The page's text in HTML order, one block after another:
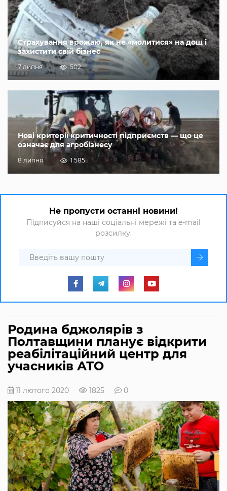
Страхування врожаю, як не «молитися» на дощ і
захистити свій бізнес
7 липня 502
Нові критерії критичності підприємств — що це
означає для агробізнесу
8 липня 1 585
Не пропусти останні новини!
Підписуйся на наші соціальні мережі та e-mail
розсилку.
Родина бджолярів з
Полтавщини планує відкрити
реабілітаційний центр для
учасників АТО
11 лютого 2020 1825 0